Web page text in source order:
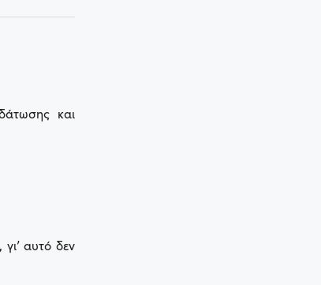
και
αυτό δεν